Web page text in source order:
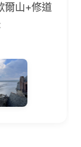
爾山+修道